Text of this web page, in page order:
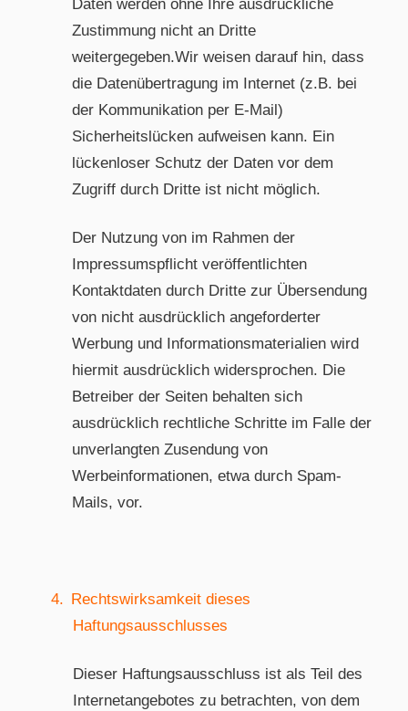
Daten werden ohne Ihre ausdrückliche
Zustimmung nicht an Dritte
weitergegeben.Wir weisen darauf hin, dass
die Datenübertragung im Internet (z.B. bei
der Kommunikation per E-Mail)
Sicherheitslücken aufweisen kann. Ein
lückenloser Schutz der Daten vor dem
Zugriff durch Dritte ist nicht möglich.
Der Nutzung von im Rahmen der
Impressumspflicht veröffentlichten
Kontaktdaten durch Dritte zur Übersendung
von nicht ausdrücklich angeforderter
Werbung und Informationsmaterialien wird
hiermit ausdrücklich widersprochen. Die
Betreiber der Seiten behalten sich
ausdrücklich rechtliche Schritte im Falle der
unverlangten Zusendung von
Werbeinformationen, etwa durch Spam-
Mails, vor.
4. Rechtswirksamkeit dieses
Haftungsausschlusses
Dieser Haftungsausschluss ist als Teil des
Internetangebotes zu betrachten, von dem